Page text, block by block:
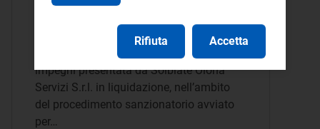
La presente deliberazione dichiara
l’inammissibilità della proposta di
impegni presentata da Solbiate Olona
Servizi S.r.l. in liquidazione, nell’ambito
del procedimento sanzionatorio avviato
per…
Rifiuta Accetta